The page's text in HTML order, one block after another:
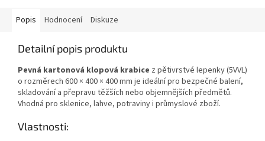
Popis Hodnocení Diskuze
Detailní popis produktu
Pevná kartonová klopová krabice z pětivrstvé lepenky (5VVL)
o rozměrech 600 × 400 × 400 mm je ideální pro bezpečné balení,
skladování a přepravu těžších nebo objemnějších předmětů.
Vhodná pro sklenice, lahve, potraviny i průmyslové zboží.
Vlastnosti: